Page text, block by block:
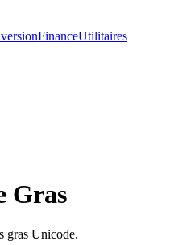
FinanceUtilitaires
Gras
gras Unicode.